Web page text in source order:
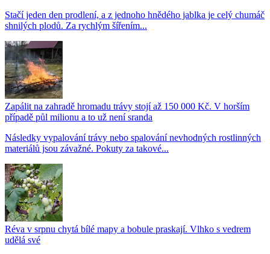
Stačí jeden den prodlení, a z jednoho hnědého jablka je celý chumáč
shnilých plodů. Za rychlým šířením...
Zapálit na zahradě hromadu trávy stojí až 150 000 Kč. V horším
případě půl milionu a to už není sranda
Následky vypalování trávy nebo spalování nevhodných rostlinných
materiálů jsou závažné. Pokuty za takové...
Réva v srpnu chytá bílé mapy a bobule praskají. Vlhko s vedrem
udělá své